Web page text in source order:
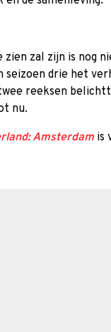
zien zal zijn is nog
drie het
reeksen
nu.
Amsterdam is